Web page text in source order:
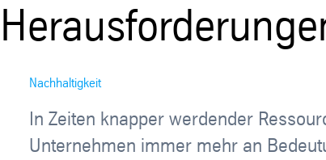
Nachhaltigkeit
In Zeiten knapper werdender
Unternehmen immer mehr an